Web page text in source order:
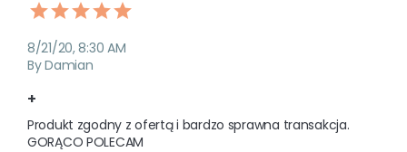
8/21/20, 8:30 AM
By Damian
+
Produkt zgodny z ofertą i bardzo sprawna transakcja.
GORĄCO POLECAM